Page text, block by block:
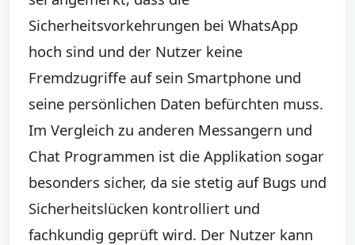
Sicherheitsvorkehrungen bei WhatsApp
hoch sind und der Nutzer keine
Fremdzugriffe auf sein Smartphone und
seine persönlichen Daten befürchten muss.
Im Vergleich zu anderen Messangern und
Chat Programmen ist die Applikation sogar
besonders sicher, da sie stetig auf Bugs und
Sicherheitslücken kontrolliert und
fachkundig geprüft wird. Der Nutzer kann